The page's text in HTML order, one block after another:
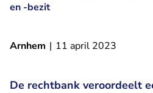
en -bezit
Arnhem | 11 april 2023
De rechtbank veroordeelt